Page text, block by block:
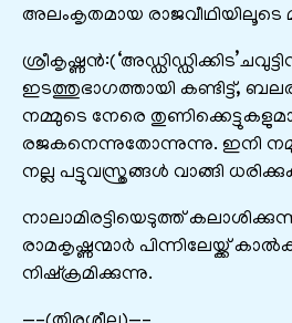
അലംകൃതമായ രാജവീഥിയിലൂടെ
ഇടത്തുഭാഗത്തായി കണ്ടിട്ട്,
നമ്മുടെ നേരെ
രജകനെന്നുതോന്നുന്നു. ഇനി
നല്ല പട്ടുവസ്ത്രങ്ങൾ വാങ്ങി
നാലാമിരട്ടിയെടുത്ത്
രാമകൃഷ്ണന്മാർ പിന്നിലേയ്ക്ക്
നിഷ്ക്രമിക്കുന്നു.